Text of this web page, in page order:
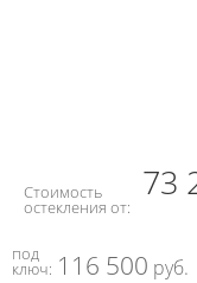
Стоимость
остекления от:
73
под
ключ: 116 500 руб.